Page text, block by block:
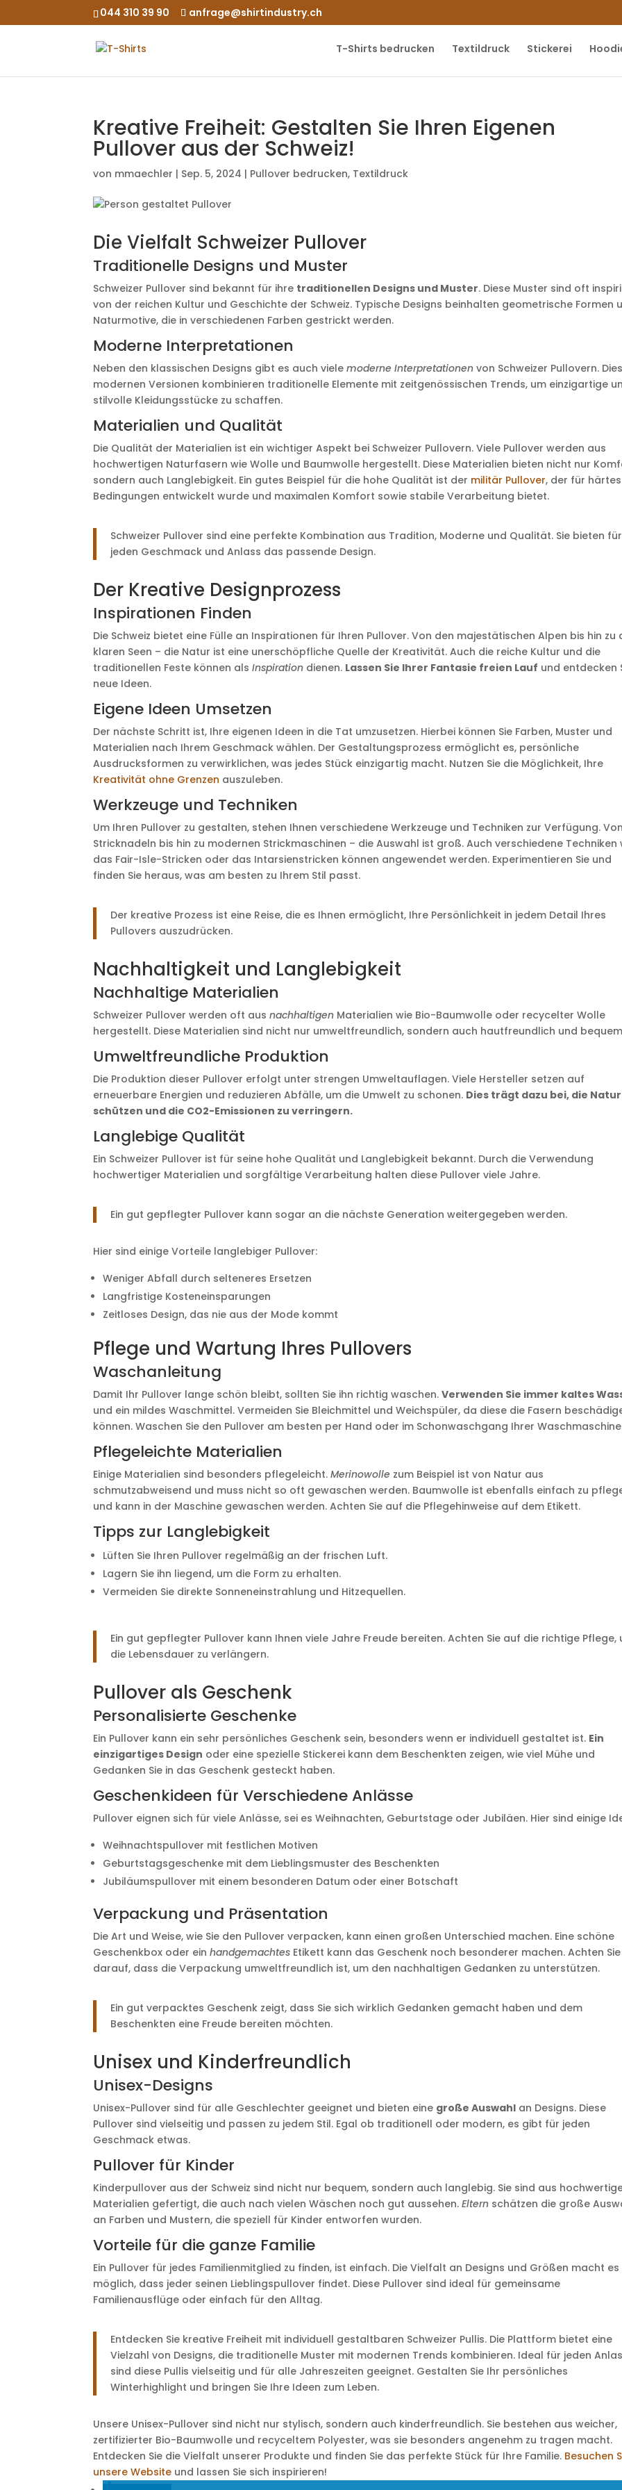
044 310 39 90 anfrage@shirtindustry.ch
T-Shirts bedrucken Textildruck Stickerei
Kreative Freiheit: Gestalten Sie Ihren Eigenen
Pullover aus der Schweiz!
von mmaechler | Sep. 5, 2024 | Pullover bedrucken, Textildruck
Die Vielfalt Schweizer Pullover
Traditionelle Designs und Muster
Schweizer Pullover sind bekannt für ihre traditionellen Designs und Muster. Diese Muster sind oft
von der reichen Kultur und Geschichte der Schweiz. Typische Designs beinhalten geometrische Formen
Naturmotive, die in verschiedenen Farben gestrickt werden.
Moderne Interpretationen
Neben den klassischen Designs gibt es auch vielemoderne Interpretationen von Schweizer Pullovern.
modernen Versionen kombinieren traditionelle Elemente mit zeitgenössischen Trends, um einzigartige
stilvolle Kleidungsstücke zu schaffen.
Materialien und Qualität
Die Qualität der Materialien ist ein wichtiger Aspekt bei Schweizer Pullovern. Viele Pullover werden aus
hochwertigen Naturfasern wie Wolle und Baumwolle hergestellt. Diese Materialien bieten nicht nur
sondern auch Langlebigkeit. Ein gutes Beispiel für die hohe Qualität ist der militär Pullover, der für
Bedingungen entwickelt wurde und maximalen Komfort sowie stabile Verarbeitung bietet.
Schweizer Pullover sind eine perfekte Kombination aus Tradition, Moderne und Qualität. Sie bieten für
jeden Geschmack und Anlass das passende Design.
Der Kreative Designprozess
Inspirationen Finden
Die Schweiz bietet eine Fülle an Inspirationen für Ihren Pullover. Von den majestätischen Alpen bis hin zu
klaren Seen – die Natur ist eine unerschöpfliche Quelle der Kreativität. Auch die reiche Kultur und die
traditionellen Feste können alsInspiration dienen. Lassen Sie Ihrer Fantasie freien Lauf und entdecken
neue Ideen.
Eigene Ideen Umsetzen
Der nächste Schritt ist, Ihre eigenen Ideen in die Tat umzusetzen. Hierbei können Sie Farben, Muster und
Materialien nach Ihrem Geschmack wählen. Der Gestaltungsprozess ermöglicht es, persönliche
Ausdrucksformen zu verwirklichen, was jedes Stück einzigartig macht. Nutzen Sie die Möglichkeit, Ihre
Kreativität ohne Grenzen auszuleben.
Werkzeuge und Techniken
Um Ihren Pullover zu gestalten, stehen Ihnen verschiedene Werkzeuge und Techniken zur Verfügung. Von
Stricknadeln bis hin zu modernen Strickmaschinen – die Auswahl ist groß. Auch verschiedene Techniken
das Fair-Isle-Stricken oder das Intarsienstricken können angewendet werden. Experimentieren Sie und
finden Sie heraus, was am besten zu Ihrem Stil passt.
Der kreative Prozess ist eine Reise, die es Ihnen ermöglicht, Ihre Persönlichkeit in jedem Detail Ihres
Pullovers auszudrücken.
Nachhaltigkeit und Langlebigkeit
Nachhaltige Materialien
Schweizer Pullover werden oft ausnachhaltigen Materialien wie Bio-Baumwolle oder recycelter Wolle
hergestellt. Diese Materialien sind nicht nur umweltfreundlich, sondern auch hautfreundlich und
Umweltfreundliche Produktion
Die Produktion dieser Pullover erfolgt unter strengen Umweltauflagen. Viele Hersteller setzen auf
erneuerbare Energien und reduzieren Abfälle, um die Umwelt zu schonen. Dies trägt dazu bei, die Natur
schützen und die CO2-Emissionen zu verringern.
Langlebige Qualität
Ein Schweizer Pullover ist für seine hohe Qualität und Langlebigkeit bekannt. Durch die Verwendung
hochwertiger Materialien und sorgfältige Verarbeitung halten diese Pullover viele Jahre.
Ein gut gepflegter Pullover kann sogar an die nächste Generation weitergegeben werden.
Hier sind einige Vorteile langlebiger Pullover:
Weniger Abfall durch selteneres Ersetzen
Langfristige Kosteneinsparungen
Zeitloses Design, das nie aus der Mode kommt
Pflege und Wartung Ihres Pullovers
Waschanleitung
Damit Ihr Pullover lange schön bleibt, sollten Sie ihn richtig waschen.Verwenden Sie immer kaltes
und ein mildes Waschmittel. Vermeiden Sie Bleichmittel und Weichspüler, da diese die Fasern
können. Waschen Sie den Pullover am besten per Hand oder im Schonwaschgang Ihrer
Pflegeleichte Materialien
Einige Materialien sind besonders pflegeleicht.Merinowolle zum Beispiel ist von Natur aus
schmutzabweisend und muss nicht so oft gewaschen werden. Baumwolle ist ebenfalls einfach zu
und kann in der Maschine gewaschen werden. Achten Sie auf die Pflegehinweise auf dem Etikett.
Tipps zur Langlebigkeit
Lüften Sie Ihren Pullover regelmäßig an der frischen Luft.
Lagern Sie ihn liegend, um die Form zu erhalten.
Vermeiden Sie direkte Sonneneinstrahlung und Hitzequellen.
Ein gut gepflegter Pullover kann Ihnen viele Jahre Freude bereiten. Achten Sie auf die richtige Pflege,
die Lebensdauer zu verlängern.
Pullover als Geschenk
Personalisierte Geschenke
Ein Pullover kann ein sehr persönliches Geschenk sein, besonders wenn er individuell gestaltet ist. Ein
einzigartiges Design oder eine spezielle Stickerei kann dem Beschenkten zeigen, wie viel Mühe und
Gedanken Sie in das Geschenk gesteckt haben.
Geschenkideen für Verschiedene Anlässe
Pullover eignen sich für viele Anlässe, sei es Weihnachten, Geburtstage oder Jubiläen. Hier sind einige
Weihnachtspullover mit festlichen Motiven
Geburtstagsgeschenke mit dem Lieblingsmuster des Beschenkten
Jubiläumspullover mit einem besonderen Datum oder einer Botschaft
Verpackung und Präsentation
Die Art und Weise, wie Sie den Pullover verpacken, kann einen großen Unterschied machen. Eine schöne
Geschenkbox oder einhandgemachtes Etikett kann das Geschenk noch besonderer machen. Achten Sie
darauf, dass die Verpackung umweltfreundlich ist, um den nachhaltigen Gedanken zu unterstützen.
Ein gut verpacktes Geschenk zeigt, dass Sie sich wirklich Gedanken gemacht haben und dem
Beschenkten eine Freude bereiten möchten.
Unisex und Kinderfreundlich
Unisex-Designs
Unisex-Pullover sind für alle Geschlechter geeignet und bieten eine große Auswahl an Designs. Diese
Pullover sind vielseitig und passen zu jedem Stil. Egal ob traditionell oder modern, es gibt für jeden
Geschmack etwas.
Pullover für Kinder
Kinderpullover aus der Schweiz sind nicht nur bequem, sondern auch langlebig. Sie sind aus
Materialien gefertigt, die auch nach vielen Wäschen noch gut aussehen.Eltern schätzen die große
an Farben und Mustern, die speziell für Kinder entworfen wurden.
Vorteile für die ganze Familie
Ein Pullover für jedes Familienmitglied zu finden, ist einfach. Die Vielfalt an Designs und Größen macht es
möglich, dass jeder seinen Lieblingspullover findet. Diese Pullover sind ideal für gemeinsame
Familienausflüge oder einfach für den Alltag.
Entdecken Sie kreative Freiheit mit individuell gestaltbaren Schweizer Pullis. Die Plattform bietet eine
Vielzahl von Designs, die traditionelle Muster mit modernen Trends kombinieren. Ideal für jeden
sind diese Pullis vielseitig und für alle Jahreszeiten geeignet. Gestalten Sie Ihr persönliches
Winterhighlight und bringen Sie Ihre Ideen zum Leben.
Unsere Unisex-Pullover sind nicht nur stylisch, sondern auch kinderfreundlich. Sie bestehen aus weicher,
zertifizierter Bio-Baumwolle und recyceltem Polyester, was sie besonders angenehm zu tragen macht.
Entdecken Sie die Vielfalt unserer Produkte und finden Sie das perfekte Stück für Ihre Familie. Besuchen
unsere Website und lassen Sie sich inspirieren!